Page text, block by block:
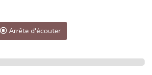
Arrête d'écouter